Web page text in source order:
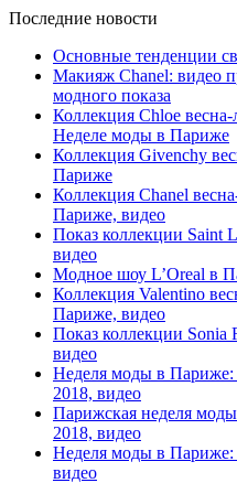
Последние новости
Основные тенденции
Макияж Chanel: видео
модного показа
Коллекция Chloe весна-
Неделе моды в Париже
Коллекция Givenchy
Париже
Коллекция Chanel
Париже, видео
Показ коллекции Saint
видео
Модное шоу L’Oreal в
Коллекция Valentino
Париже, видео
Показ коллекции
видео
Неделя моды в Париже:
2018, видео
Парижская неделя
2018, видео
Неделя моды в Париже:
видео